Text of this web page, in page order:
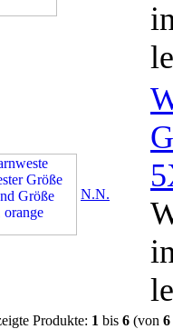
N.N.
Produkte: 1 bis 6 (von 6